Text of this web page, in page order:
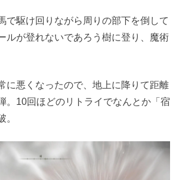
で駆け回りながら周りの部下を倒して
ルが登れないであろう樹に登り、魔術
に悪くなったので、地上に降りて距離
。10回ほどのリトライでなんとか「宿
。